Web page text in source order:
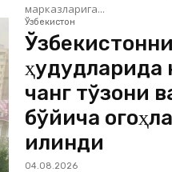
марказларига...
Ўзбекистон
ҳудудларида
чанг тўзони
бўйича
қилинди
04.08.2026